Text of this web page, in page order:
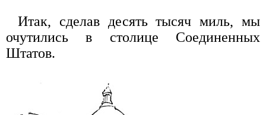
Итак, сделав десять тысяч миль, мы
очутились в столице Соединенных
Штатов.